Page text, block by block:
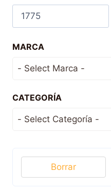
MARCA
CATEGORÍA
Borrar